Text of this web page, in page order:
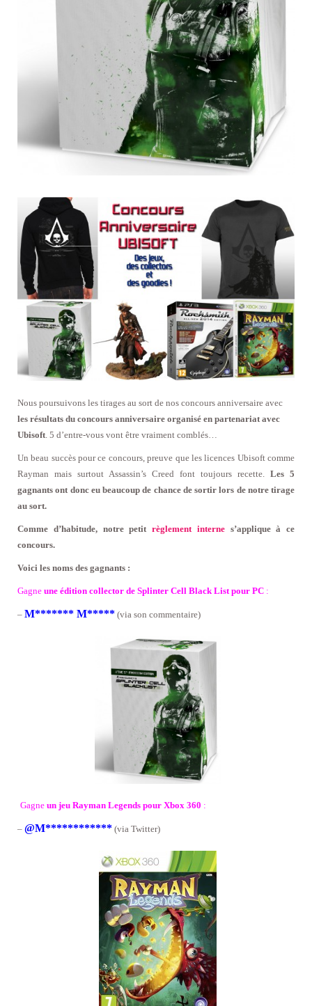
Nous poursuivons les tirages au sort de nos concours anniversaire avec
les résultats du concours anniversaire organisé en partenariat avec
Ubisoft . 5 d’entre-vous vont être vraiment comblés…
Un beau succès pour ce concours, preuve que les licences Ubisoft comme
Rayman mais surtout Assassin’s Creed font toujours recette. Les 5
gagnants ont donc eu beaucoup de chance de sortir lors de notre tirage
au sort.
Comme d’habitude, notre petit règlement internes’applique à ce
concours.
Voici les noms des gagnants :
Gagne une édition collector de Splinter Cell Black List pour PC :
– M******* M***** (via son commentaire)
Gagne un jeu Rayman Legends pour Xbox 360 :
– @M************ (via Twitter)